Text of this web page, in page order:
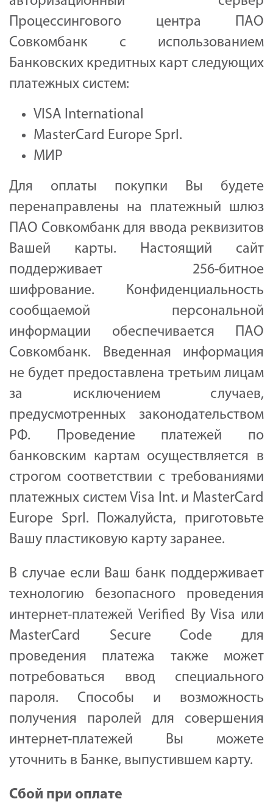
Процессингового центра ПАО
Совкомбанк с использованием
Банковских кредитных карт следующих
платежных систем:
VISA International
MasterCard Europe Sprl.
МИР
Для оплаты покупки Вы будете
перенаправлены на платежный шлюз
ПАО Совкомбанк для ввода реквизитов
Вашей карты. Настоящий сайт
поддерживает 256-битное
шифрование. Конфиденциальность
сообщаемой персональной
информации обеспечивается ПАО
Совкомбанк. Введенная информация
не будет предоставлена третьим лицам
за исключением случаев,
предусмотренных законодательством
РФ. Проведение платежей по
банковским картам осуществляется в
строгом соответствии с требованиями
платежных систем Visa Int. и MasterCard
Europe Sprl. Пожалуйста, приготовьте
Вашу пластиковую карту заранее.
В случае если Ваш банк поддерживает
технологию безопасного проведения
интернет-платежей Verified By Visa или
MasterCard Secure Code для
проведения платежа также может
потребоваться ввод специального
пароля. Способы и возможность
получения паролей для совершения
интернет-платежей Вы можете
уточнить в Банке, выпустившем карту.
Сбой при оплате